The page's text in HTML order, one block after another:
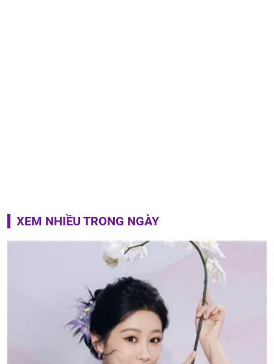
XEM NHIỀU TRONG NGÀY